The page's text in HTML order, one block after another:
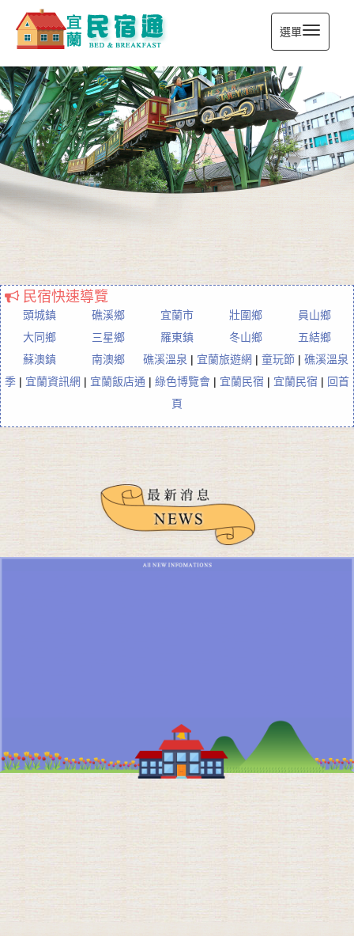
宜蘭民宿通
選單
民宿快速導覽
頭城鎮 礁溪鄉 宜蘭市 壯圍鄉
員山鄉
大同鄉
三星鄉 羅東鎮 冬山鄉
五結鄉
蘇澳鎮
南澳鄉 礁溪溫泉 | 宜蘭旅遊網 |童玩節 |礁溪溫泉
季 | 宜蘭資訊網 | 宜蘭飯店通 | 綠色博覽會 | 宜蘭民宿 | 宜蘭民宿 | 回首
頁